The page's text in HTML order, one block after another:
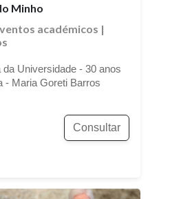
Minho
académicos |
da Universidade - 30 anos
- Maria Goreti Barros
Consultar